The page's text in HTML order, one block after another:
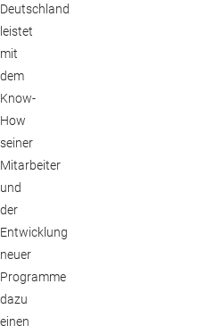
Deutschland
leistet
mit
dem
Know-
How
seiner
Mitarbeiter
und
der
Entwicklung
neuer
Programme
dazu
einen